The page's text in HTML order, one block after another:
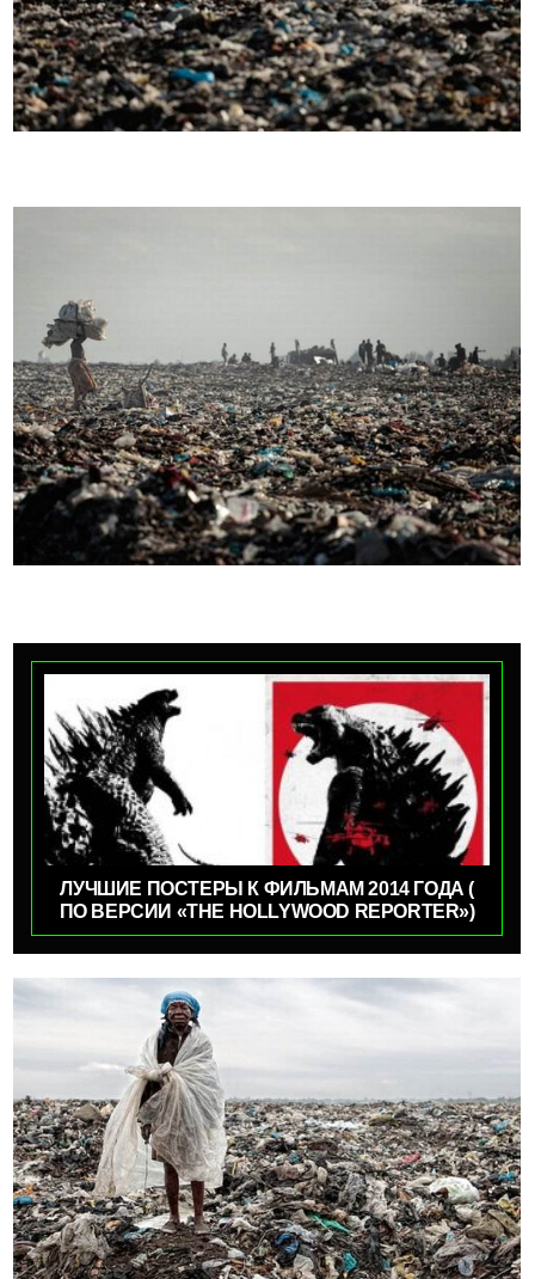
ЛУЧШИЕ ПОСТЕРЫ К ФИЛЬМАМ 2014 ГОДА (
ПО ВЕРСИИ «THE HOLLYWOOD REPORTER»)